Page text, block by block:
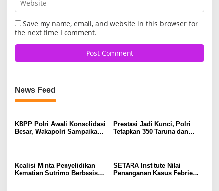
Save my name, email, and website in this browser for
the next time I comment.
News Feed
KBPP Polri Awali Konsolidasi
Besar, Wakapolri Sampaikan
Prestasi Jadi Kunci, Polri
Tetapkan 350 Taruna dan
Koalisi Minta Penyelidikan
Kematian Sutrimo Berbasis
SETARA Institute Nilai
Penanganan Kasus Febrie